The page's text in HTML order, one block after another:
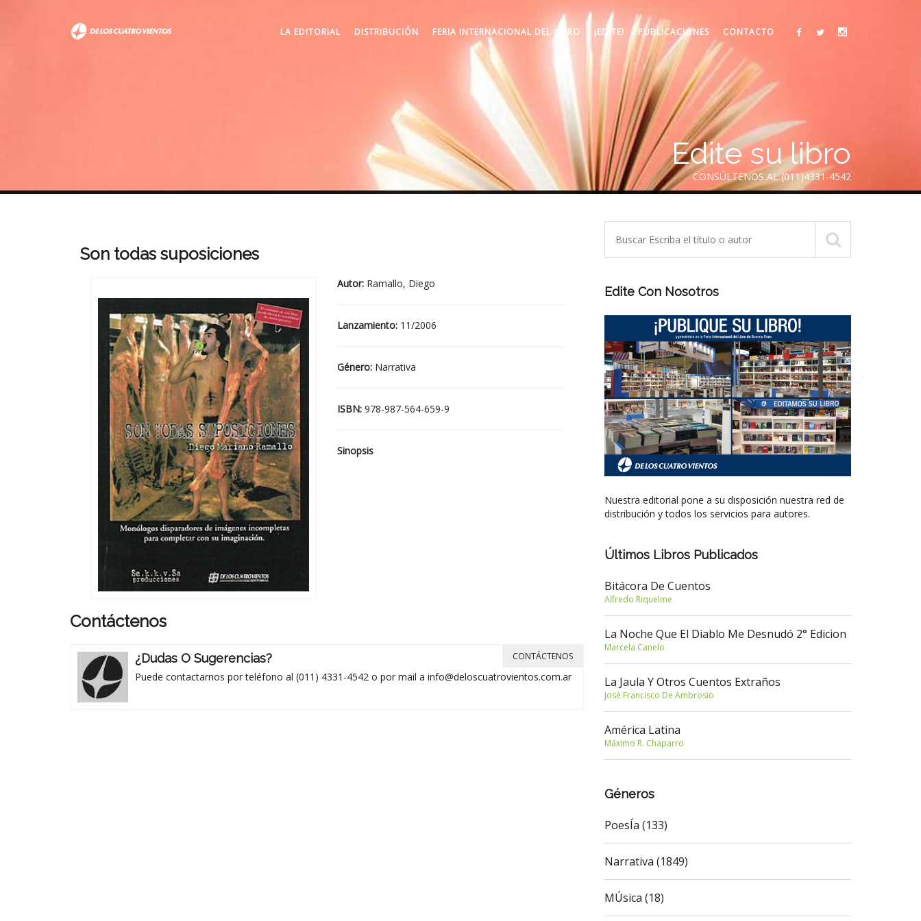
LA EDITORIAL DISTRIBUCIÓN FERIA INTERNACIONAL DEL LIBRO ¡EDITE! PUBLICACIONES CONTACTO
Edite su libro
CONSÚLTENOS AL (011)4331-4542
Son todas suposiciones
Autor: Ramallo, Diego
Lanzamiento: 11/2006
Género: Narrativa
ISBN: 978-987-564-659-9
Sinopsis
Contáctenos
¿Dudas O Sugerencias?
Puede contactarnos por teléfono al (011) 4331-4542 o por mail a info@deloscuatrovientos.com.ar
CONTÁCTENOS
Edite Con Nosotros
Nuestra editorial pone a su disposición nuestra red de
distribución y todos los servicios para autores.
Últimos Libros Publicados
Bitácora De Cuentos
Alfredo Riquelme
La Noche Que El Diablo Me Desnudó 2° Edicion
Marcela Canelo
La Jaula Y Otros Cuentos Extraños
José Francisco De Ambrosio
América Latina
Máximo R. Chaparro
Géneros
PoesÍa (133)
Narrativa (1849)
MÚsica (18)